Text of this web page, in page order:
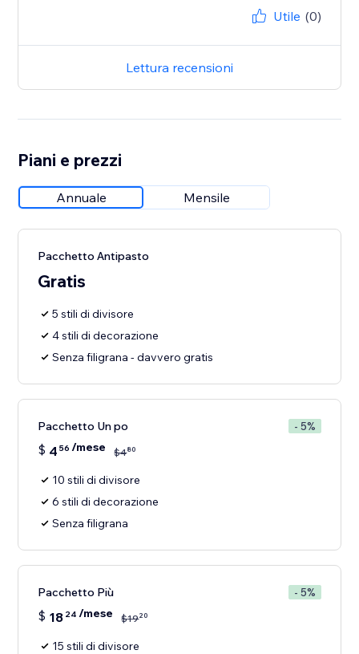
Utile (0)
Lettura recensioni
Piani e prezzi
Annuale Mensile
Pacchetto Antipasto
Gratis
5 stili di divisore
4 stili di decorazione
Senza filigrana - davvero gratis
Pacchetto Un po - 5%
$ 4 56 /mese $480
10 stili di divisore
6 stili di decorazione
Senza filigrana
Pacchetto Più - 5%
$ 18 24 /mese $1920
15 stili di divisore